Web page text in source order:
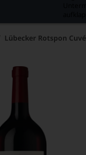
Lübecker Rotspon